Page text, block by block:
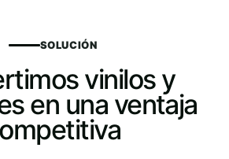
SOLUCIÓN
vinilos y
en una ventaja